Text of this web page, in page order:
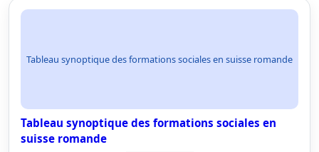
Tableau synoptique des formations sociales en suisse romande
Tableau synoptique des formations sociales en
suisse romande